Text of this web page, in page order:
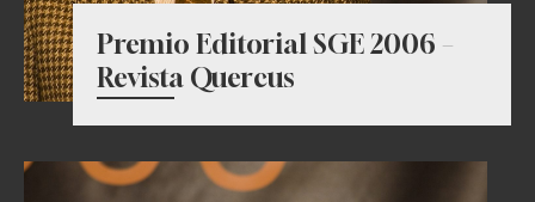
Premio Editorial SGE 2006 –
Revista Quercus